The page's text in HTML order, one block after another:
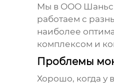
Мы в ООО
работаем с
наиболее
комплексом и
Проблемы
Хорошо, когда у